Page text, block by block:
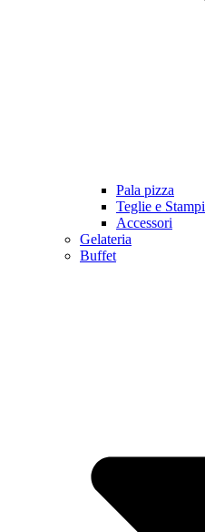
Pala pizza
Teglie e Stampi
Accessori
Gelateria
Buffet